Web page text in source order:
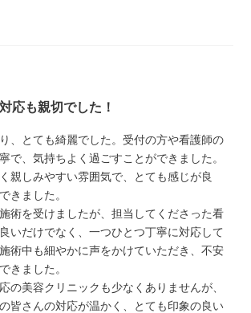
応も親切でした！
、とても綺麗でした。受付の方や看護師の
で、気持ちよく過ごすことができました。
親しみやすい雰囲気で、とても感じが良
きました。
術を受けましたが、担当してくださった看
いだけでなく、一つひとつ丁寧に対応して
術中も細やかに声をかけていただき、不安
きました。
の美容クリニックも少なくありませんが、
皆さんの対応が温かく、とても印象の良い